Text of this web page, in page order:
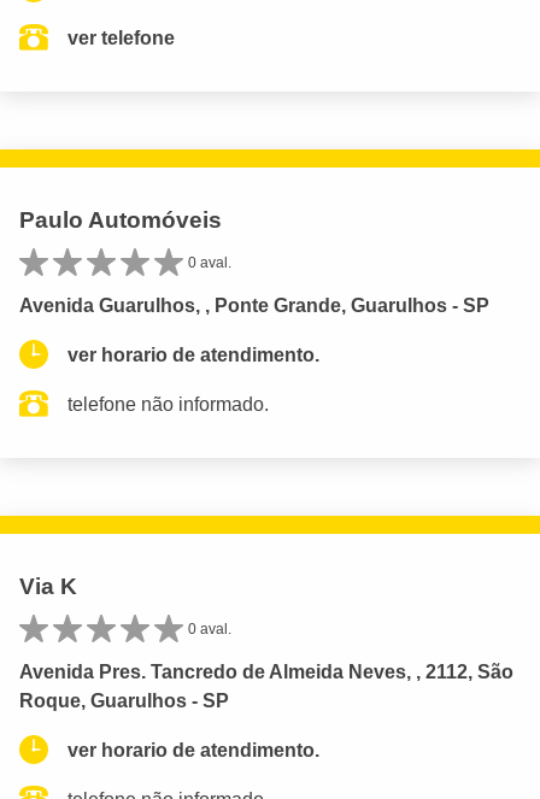
ver telefone
Paulo Automóveis
0 aval.
Avenida Guarulhos, , Ponte Grande, Guarulhos - SP
ver horario de atendimento.
telefone não informado.
Via K
0 aval.
Avenida Pres. Tancredo de Almeida Neves, , 2112, São
Roque, Guarulhos - SP
ver horario de atendimento.